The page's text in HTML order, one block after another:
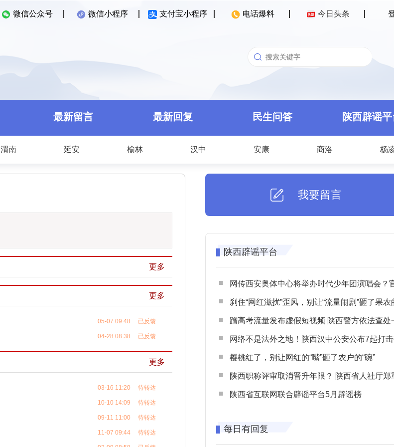
微信公众号 微信小程序 支付宝小程序 电话爆料 今日头条
最新留言 最新回复 民生问答 陕西辟谣
渭南 延安 榆林 汉中 安康 商洛 杨
更多
更多
05-07 09:48 已反馈
04-28 08:38 已反馈
更多
03-16 11:20 待转达
10-10 14:09 待转达
09-11 11:00 待转达
11-07 09:44 待转达
我要留言
陕西辟谣平台
网传西安奥体中心将举办时代少年团演唱会？官方回应：纯
刹住“网红滋扰”歪风，别让“流量闹剧”砸了果农
蹭高考流量发布虚假短视频 陕西警方依法查处一起涉高考网络
网络不是法外之地！陕西汉中公安公布7起打击整治网谣网暴典型
樱桃红了，别让网红的“嘴”砸了农户的“碗”
陕西职称评审取消晋升年限？ 陕西省人社厅郑重声明 谨防职称评审不实言
陕西省互联网联合辟谣平台5月辟谣榜
每日有回复